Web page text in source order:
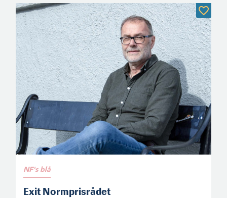
NF's blå
Exit Normprisrådet